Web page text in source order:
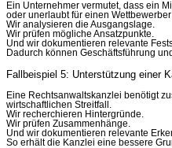
Ein Unternehmer vermutet, dass ein
oder unerlaubt für einen Wettbewerber
Wir analysieren die Ausgangslage.
Wir prüfen mögliche Ansatzpunkte.
Und wir dokumentieren relevante
Dadurch können Geschäftsführung
Fallbeispiel 5: Unterstützung einer
Eine Rechtsanwaltskanzlei benötigt
wirtschaftlichen Streitfall.
Wir recherchieren Hintergründe.
Wir prüfen Zusammenhänge.
Und wir dokumentieren relevante
So erhält die Kanzlei eine bessere